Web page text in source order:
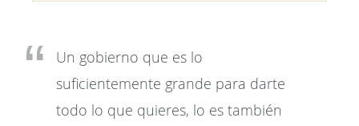
Un gobierno que es lo
suficientemente grande para darte
todo lo que quieres, lo es también